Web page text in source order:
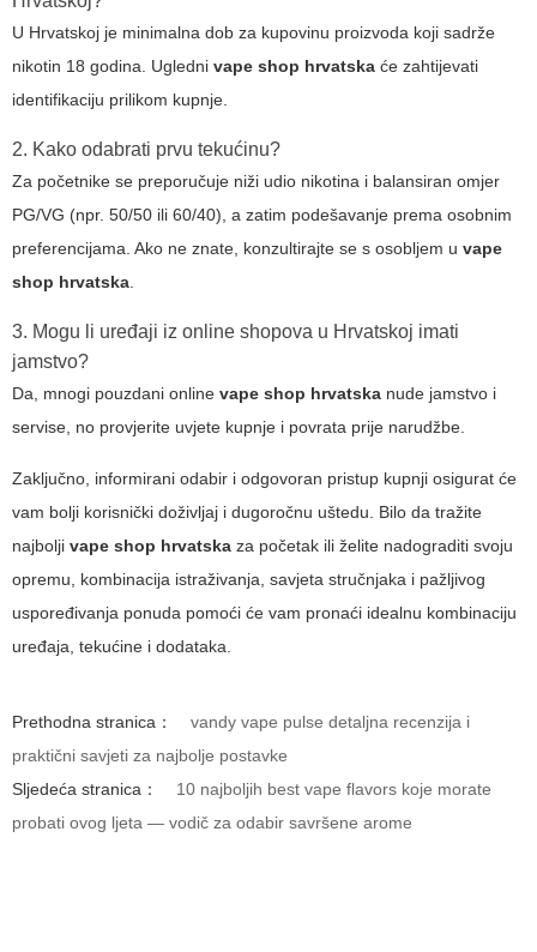
U Hrvatskoj je minimalna dob za kupovinu proizvoda koji sadrže
nikotin 18 godina. Ugledni vape shop hrvatska će zahtijevati
identifikaciju prilikom kupnje.
2. Kako odabrati prvu tekućinu?
Za početnike se preporučuje niži udio nikotina i balansiran omjer
PG/VG (npr. 50/50 ili 60/40), a zatim podešavanje prema osobnim
preferencijama. Ako ne znate, konzultirajte se s osobljem u vape
shop hrvatska
3. Mogu li uređaji iz online shopova u Hrvatskoj imati
jamstvo?
Da, mnogi pouzdani online vape shop hrvatska nude jamstvo i
servise, no provjerite uvjete kupnje i povrata prije narudžbe.
Zaključno, informirani odabir i odgovoran pristup kupnji osigurat će
vam bolji korisnički doživljaj i dugoročnu uštedu. Bilo da tražite
najbolji vape shop hrvatska za početak ili želite nadograditi svoju
opremu, kombinacija istraživanja, savjeta stručnjaka i pažljivog
uspoređivanja ponuda pomoći će vam pronaći idealnu kombinaciju
uređaja, tekućine i dodataka.
Prethodna stranica：
vandy vape pulse detaljna recenzija i
praktični savjeti za najbolje postavke
Sljedeća stranica：
10 najboljih best vape flavors koje morate
probati ovog ljeta — vodič za odabir savršene arome